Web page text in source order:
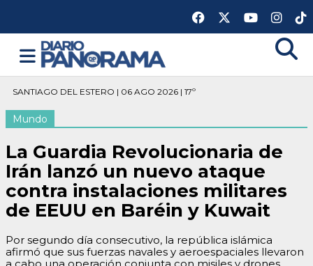
SANTIAGO DEL ESTERO | 06 AGO 2026 | 17º
Mundo
La Guardia Revolucionaria de
Irán lanzó un nuevo ataque
contra instalaciones militares
de EEUU en Baréin y Kuwait
Por segundo día consecutivo, la república islámica
afirmó que sus fuerzas navales y aeroespaciales llevaron